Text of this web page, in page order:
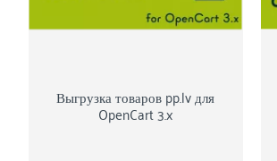
Выгрузка товаров pp.lv для
OpenCart 3.x